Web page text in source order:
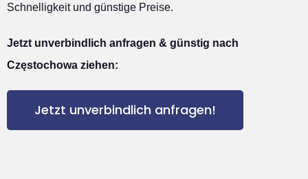
Schnelligkeit und günstige Preise.
Jetzt unverbindlich anfragen & günstig nach
Częstochowa ziehen:
Jetzt unverbindlich anfragen!